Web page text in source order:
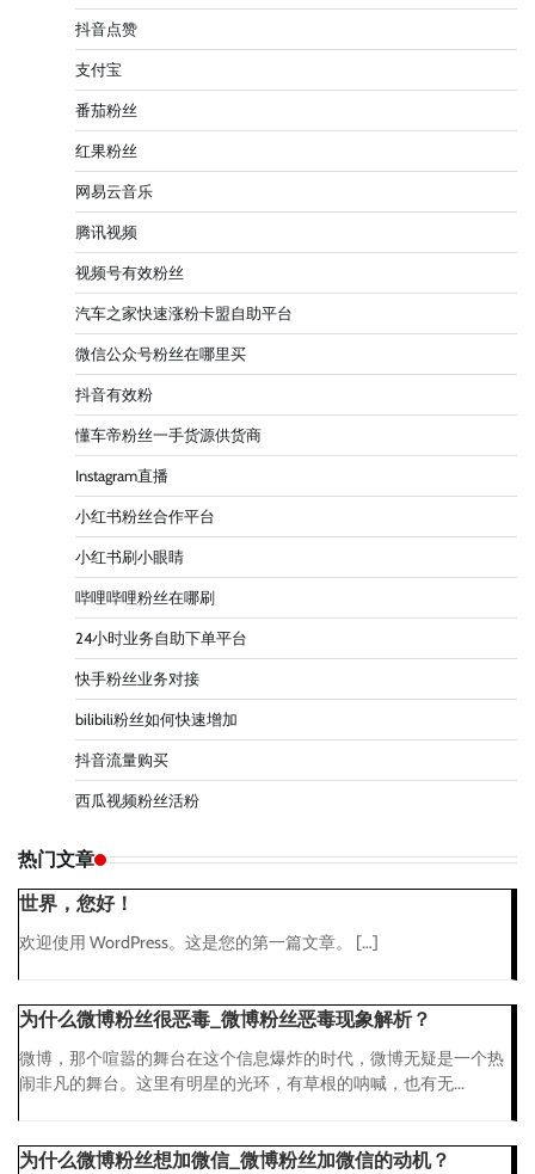
抖音点赞
支付宝
番茄粉丝
红果粉丝
网易云音乐
腾讯视频
视频号有效粉丝
汽车之家快速涨粉卡盟自助平台
微信公众号粉丝在哪里买
抖音有效粉
懂车帝粉丝一手货源供货商
Instagram直播
小红书粉丝合作平台
小红书刷小眼睛
哔哩哔哩粉丝在哪刷
24小时业务自助下单平台
快手粉丝业务对接
bilibili粉丝如何快速增加
抖音流量购买
西瓜视频粉丝活粉
热门文章
世界，您好！
欢迎使用 WordPress。这是您的第一篇文章。 […]
为什么微博粉丝很恶毒_微博粉丝恶毒现象解析？
微博，那个喧嚣的舞台在这个信息爆炸的时代，微博无疑是一个热
闹非凡的舞台。这里有明星的光环，有草根的呐喊，也有无...
为什么微博粉丝想加微信_微博粉丝加微信的动机？